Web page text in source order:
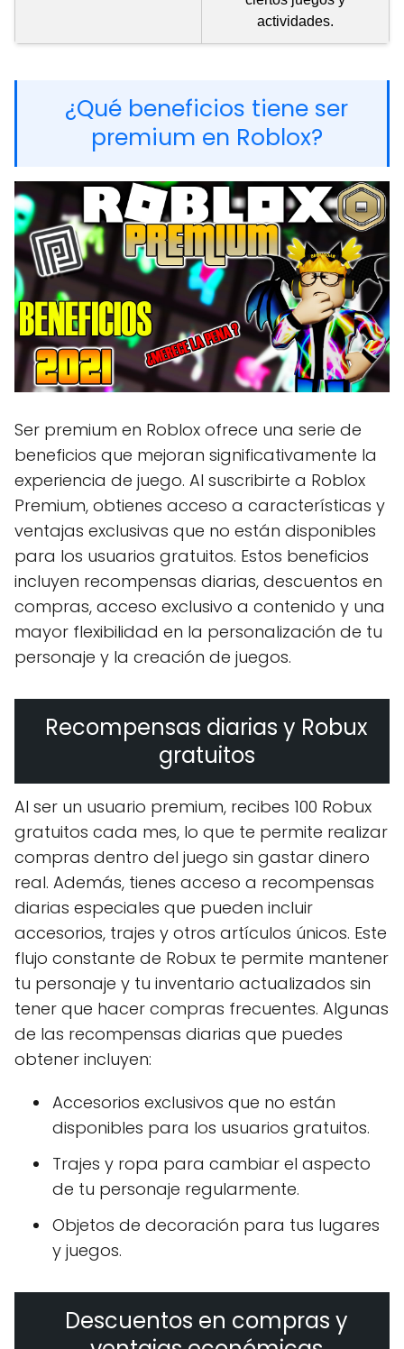
actividades.
¿Qué beneficios tiene ser
premium en Roblox?
Ser premium en Roblox ofrece una serie de
beneficios que mejoran significativamente la
experiencia de juego. Al suscribirte a Roblox
Premium, obtienes acceso a características y
ventajas exclusivas que no están disponibles
para los usuarios gratuitos. Estos beneficios
incluyen recompensas diarias, descuentos en
compras, acceso exclusivo a contenido y una
mayor flexibilidad en la personalización de tu
personaje y la creación de juegos.
Recompensas diarias y Robux
gratuitos
Al ser un usuario premium, recibes 100 Robux
gratuitos cada mes, lo que te permite realizar
compras dentro del juego sin gastar dinero
real. Además, tienes acceso a recompensas
diarias especiales que pueden incluir
accesorios, trajes y otros artículos únicos. Este
flujo constante de Robux te permite mantener
tu personaje y tu inventario actualizados sin
tener que hacer compras frecuentes. Algunas
de las recompensas diarias que puedes
obtener incluyen:
Accesorios exclusivos que no están
disponibles para los usuarios gratuitos.
Trajes y ropa para cambiar el aspecto
de tu personaje regularmente.
Objetos de decoración para tus lugares
y juegos.
Descuentos en compras y